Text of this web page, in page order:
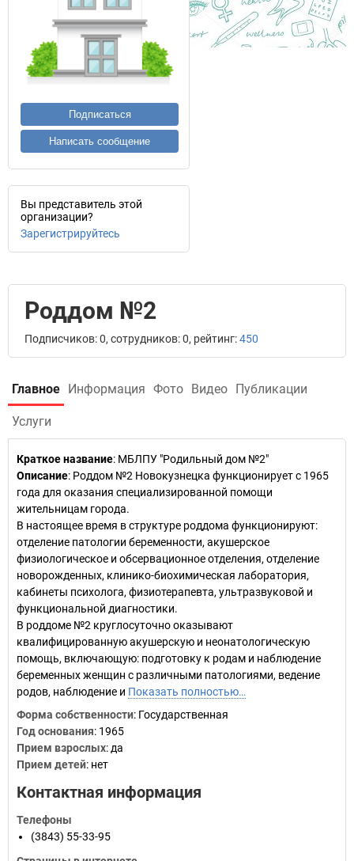
Подписаться
Написать сообщение
Вы представитель этой
организации?
Зарегистрируйтесь
Роддом №2
Подписчиков: 0, сотрудников: 0, рейтинг:450
Главное Информация Фото Видео Публикации
Услуги
Краткое название: МБЛПУ "Родильный дом №2"
Описание: Роддом №2 Новокузнецка функционирует с 1965
года для оказания специализированной помощи
жительницам города.
В настоящее время в структуре роддома функционируют:
отделение патологии беременности, акушерское
физиологическое и обсервационное отделения, отделение
новорожденных, клинико-биохимическая лаборатория,
кабинеты психолога, физиотерапевта, ультразвуковой и
функциональной диагностики.
В роддоме №2 круглосуточно оказывают
квалифицированную акушерскую и неонатологическую
помощь, включающую: подготовку к родам и наблюдение
беременных женщин с различными патологиями, ведение
родов, наблюдение и Показать полностью…
Форма собственности: Государственная
Год основания: 1965
Прием взрослых: да
Прием детей: нет
Контактная информация
Телефоны
(3843) 55-33-95